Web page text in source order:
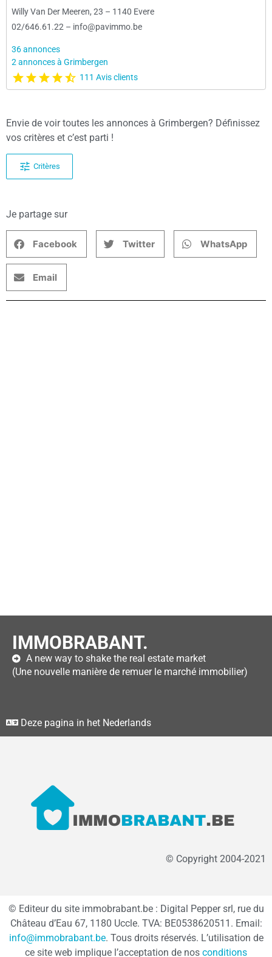
Willy Van Der Meeren, 23 – 1140 Evere
02/646.61.22 – info@pavimmo.be
36 annonces
2 annonces à Grimbergen
111 Avis clients
Envie de voir toutes les annonces à Grimbergen? Définissez
vos critères et c’est parti !
Critères
Je partage sur
Facebook Twitter WhatsApp
Email
IMMOBRABANT.
A new way to shake the real estate market
(Une nouvelle manière de remuer le marché immobilier)
Deze pagina in het Nederlands
© Copyright 2004-2021
© Editeur du site immobrabant.be : Digital Pepper srl, rue du
Château d’Eau 67, 1180 Uccle. TVA: BE0538620511. Email:
info@immobrabant.be. Tous droits réservés. L’utilisation de
ce site web implique l’acceptation de nos conditions